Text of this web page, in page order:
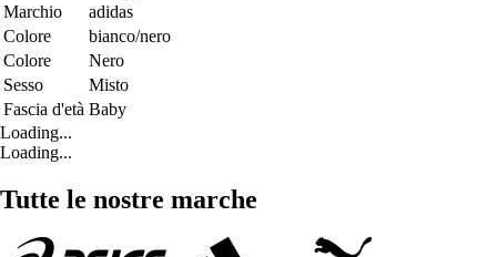
Marchio
adidas
Colore
bianco/nero
Colore
Nero
Sesso
Misto
Fascia d'età Baby
Loading...
Loading...
Tutte le nostre marche